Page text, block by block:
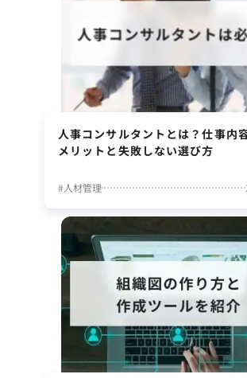
人事コンサルタントとは？仕事内
メリットと失敗しない選び方
#人材管理